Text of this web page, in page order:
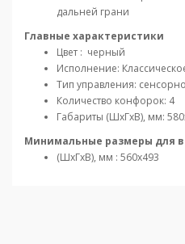
дальней грани
Главные характеристики
Цвет : черный
Исполнение:
Тип управления:
Количество конфорок: 4
Габариты (ШxГxВ), мм:
Минимальные размеры для
(ШxГxВ), мм : 560x493